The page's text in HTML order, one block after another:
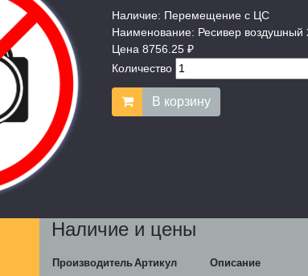
Наличие: Перемещение с ЦС
Наименование: Ресивер воздушный
Цена 8756.25 ₽
Количество
В корзину
Наличие и цены
ПроизводительАртикул Описание